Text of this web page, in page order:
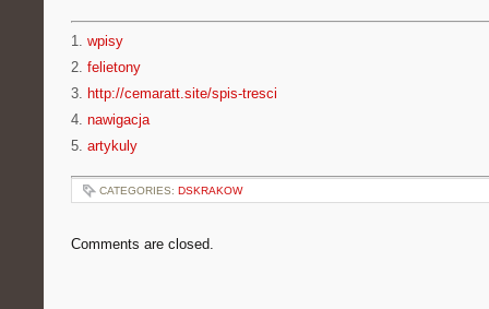
1. wpisy
2. felietony
3. http://cemaratt.site/spis-tresci
4. nawigacja
5. artykuly
CATEGORIES: DSKRAKOW
Comments are closed.